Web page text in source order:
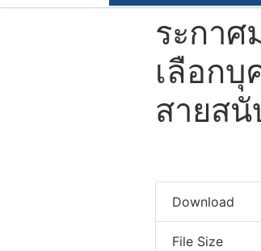
ระกาศ
เลือกบุ
สายส
Download
File Size